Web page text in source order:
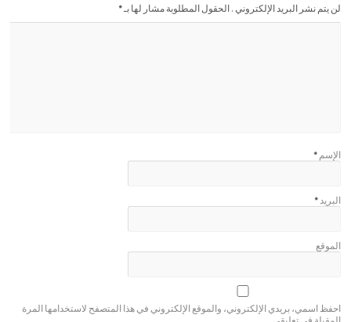
لن يتم نشر البريد الإلكتروني . الحقول المطلوبة مشار لها بـ*
الإسم *
البريد*
الموقع
احفظ اسمي، بريدي الإلكتروني، والموقع الإلكتروني في هذا المتصفح لاستخدامها المرة